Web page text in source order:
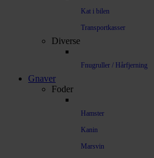
Kat i bilen
Transportkasser
Diverse
Fnugruller / Hårfjerning
Gnaver
Foder
Hamster
Kanin
Marsvin